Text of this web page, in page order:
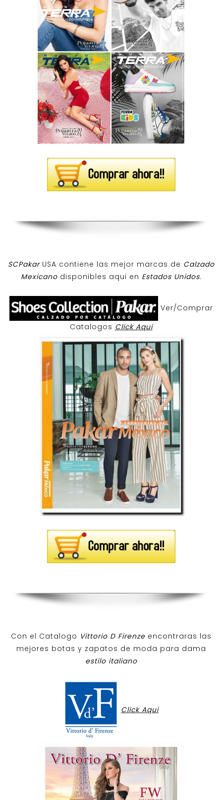
SCPakar USA contiene las mejor marcas de Calzado
Mexicanodisponibles aqui en Estados Unidos.
Ver/Comprar
Catalogos Click Aqui
Con el Catalogo Vittorio D Firenzeencontraras las
mejores botas y zapatos de moda para dama
estilo italiano
Click Aqui